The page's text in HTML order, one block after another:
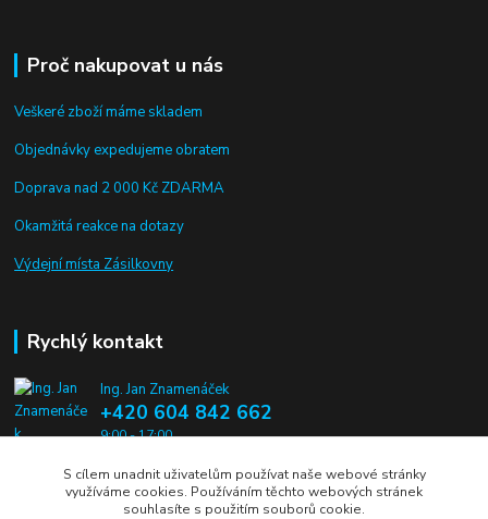
Proč nakupovat u nás
Veškeré zboží máme skladem
Objednávky expedujeme obratem
Doprava nad 2 000 Kč ZDARMA
Okamžitá reakce na dotazy
Výdejní místa Zásilkovny
Rychlý kontakt
Ing. Jan Znamenáček
+420 604 842 662
9:00 - 17:00
info@alien-pros.cz
S cílem unadnit uživatelům používat naše webové stránky
využíváme cookies. Používáním těchto webových stránek
souhlasíte s použitím souborů cookie.